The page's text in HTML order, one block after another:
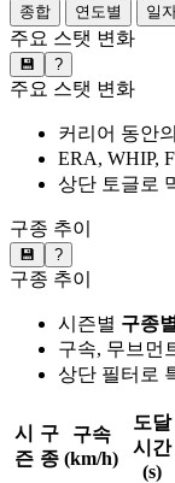
종합
연도별 일
주요 스탯 변화
💾 ?
주요 스탯 변화
커리어 동안의
ERA, WHIP,
상단 토글로
구종 추이
💾 ?
구종 추이
시즌별 구종
구속, 무브먼
상단 필터로
시
즌
구
종
구속
(km/h)
도달
시간
(s)